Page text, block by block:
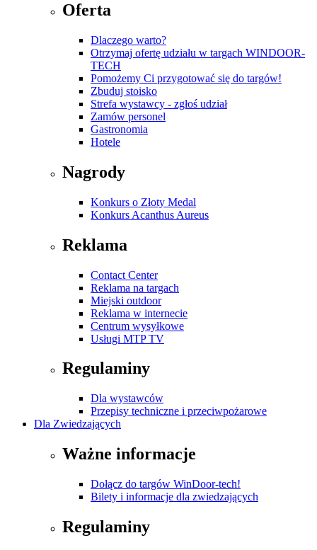
Oferta
Dlaczego warto?
Otrzymaj ofertę udziału w targach WINDOOR-
TECH
Pomożemy Ci przygotować się do targów!
Zbuduj stoisko
Strefa wystawcy - zgłoś udział
Zamów personel
Gastronomia
Hotele
Nagrody
Konkurs o Złoty Medal
Konkurs Acanthus Aureus
Reklama
Contact Center
Reklama na targach
Miejski outdoor
Reklama w internecie
Centrum wysyłkowe
Usługi MTP TV
Regulaminy
Dla wystawców
Przepisy techniczne i przeciwpożarowe
Dla Zwiedzających
Ważne informacje
Dołącz do targów WinDoor-tech!
Bilety i informacje dla zwiedzających
Regulaminy